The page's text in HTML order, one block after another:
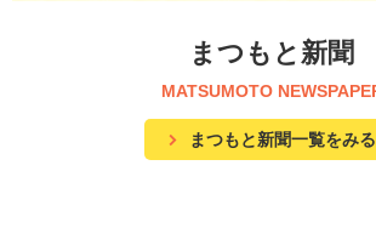
まつもと新聞
MATSUMOTO
まつもと新聞一覧をみる